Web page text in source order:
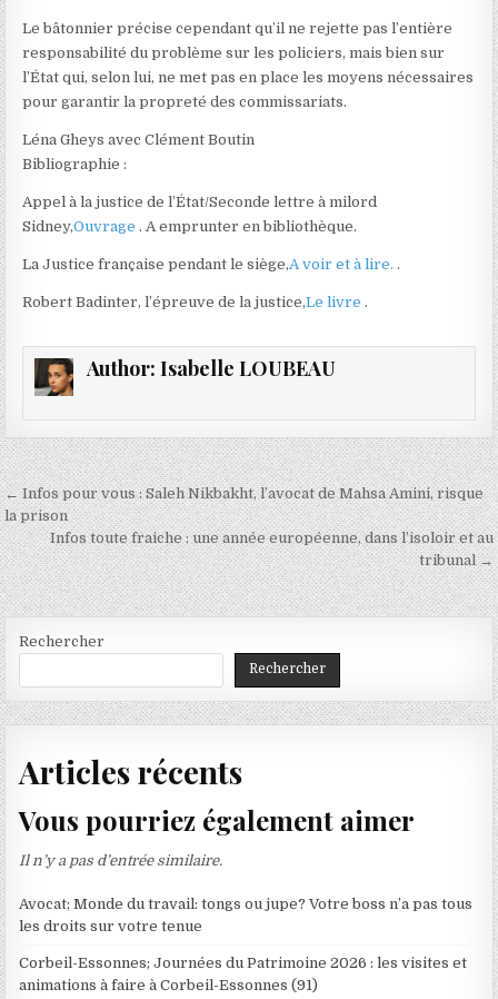
Le bâtonnier précise cependant qu’il ne rejette pas l’entière
responsabilité du problème sur les policiers, mais bien sur
l’État qui, selon lui, ne met pas en place les moyens nécessaires
pour garantir la propreté des commissariats.
Léna Gheys avec Clément Boutin
Bibliographie :
Appel à la justice de l’État/Seconde lettre à milord
Sidney,Ouvrage . A emprunter en bibliothèque.
La Justice française pendant le siège,A voir et à lire. .
Robert Badinter, l’épreuve de la justice,Le livre .
Author: Isabelle LOUBEAU
Navigation
de
l’article
← Infos pour vous : Saleh Nikbakht, l’avocat de Mahsa Amini, risque
la prison
Infos toute fraiche : une année européenne, dans l’isoloir et au
tribunal →
Rechercher
Rechercher
Articles récents
Vous pourriez également aimer
Il n’y a pas d’entrée similaire.
Avocat; Monde du travail: tongs ou jupe? Votre boss n’a pas tous
les droits sur votre tenue
Corbeil-Essonnes; Journées du Patrimoine 2026 : les visites et
animations à faire à Corbeil-Essonnes (91)